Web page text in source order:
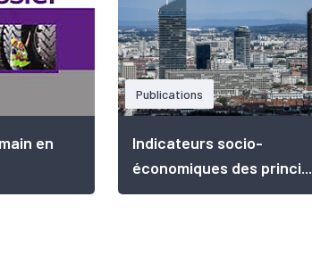
en
Publications
Indicateurs socio-
économiques des princi...